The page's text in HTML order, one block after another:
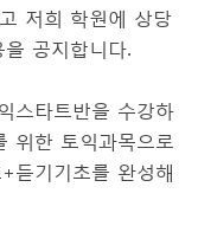
저희 학원에 상당
공지합니다.
스타트반을 수강하
위한 토익과목으로
듣기기초를 완성해